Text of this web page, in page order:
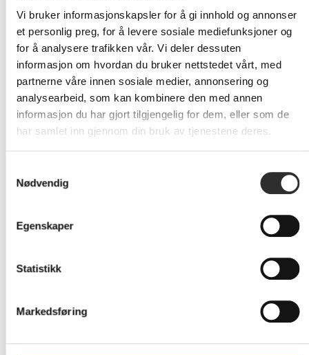
Vi bruker informasjonskapsler for å gi innhold og annonser
et personlig preg, for å levere sosiale mediefunksjoner og
for å analysere trafikken vår. Vi deler dessuten
informasjon om hvordan du bruker nettstedet vårt, med
partnerne våre innen sosiale medier, annonsering og
analysearbeid, som kan kombinere den med annen
informasjon du har gjort tilgjengelig for dem, eller som de
har samlet inn gjennom din bruk av tjenestene deres.
Nødvendig
Egenskaper
Statistikk
Markedsføring
Telavox Mobilabonnement
Med Telavox får du rask og stabil 5G-tilkobling
med full Telenor-dekning til en
konkurransedyktig pris. Bedriften din holder seg